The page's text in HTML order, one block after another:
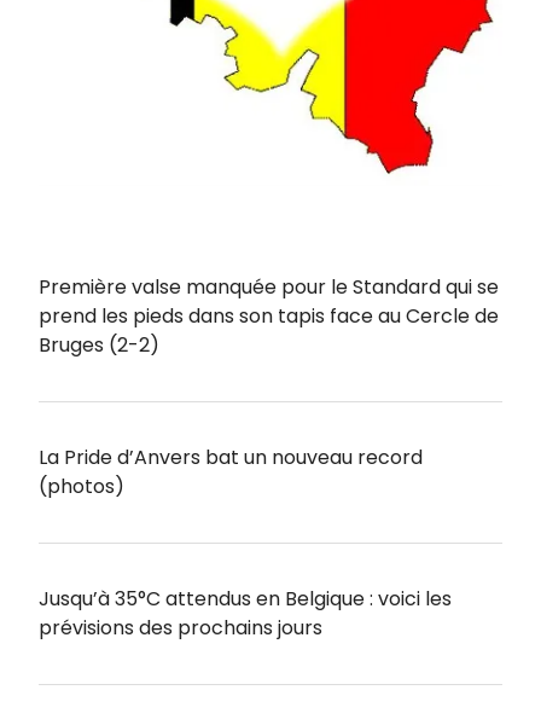
Première valse manquée pour le Standard qui se
prend les pieds dans son tapis face au Cercle de
Bruges (2-2)
La Pride d’Anvers bat un nouveau record
(photos)
Jusqu’à 35°C attendus en Belgique : voici les
prévisions des prochains jours